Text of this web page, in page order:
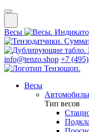
Весы
info@tenzo.shop +7
Весы
Тип весов